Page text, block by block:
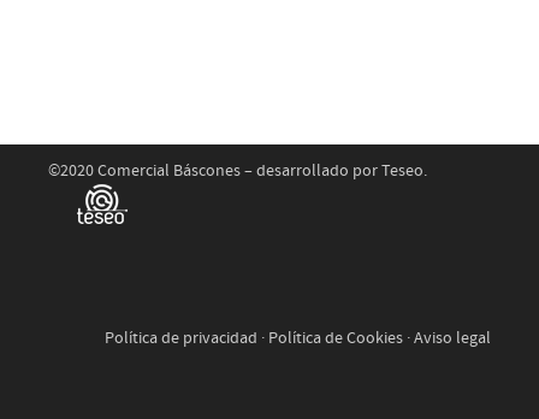
©2020 Comercial Báscones – desarrollado porTeseo.
Política de privacidad · Política de Cookies ·Aviso legal